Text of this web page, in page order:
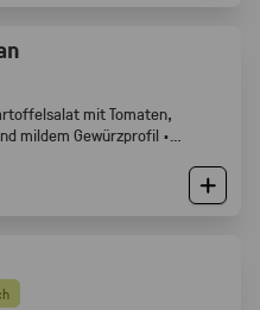
mit Tomaten,
mildem Gewürzprofil ·